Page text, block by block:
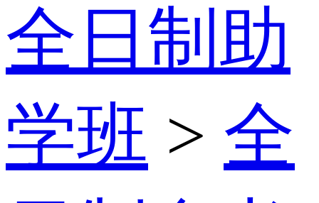
全日制助
学班 > 全